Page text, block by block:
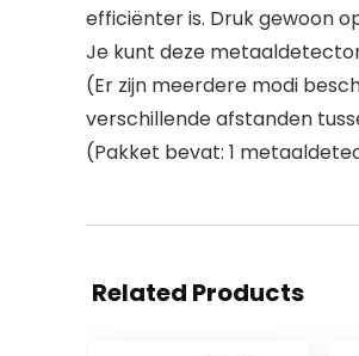
efficiënter is. Druk gewoon
Je kunt deze
(Er zijn meerdere modi
verschillende afstanden
(Pakket bevat: 1
Related Products